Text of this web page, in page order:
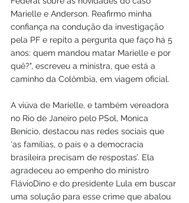
Marielle e Anderson. Reafirmo minha
confiança na condução da investigação
pela PF e repito a pergunta que faço há 5
anos: quem mandou matar Marielle e por
quê?", escreveu a ministra, que está a
caminho da Colômbia, em viagem oficial.
A viúva de Marielle, e também vereadora
no Rio de Janeiro pelo PSol, Monica
Benício, destacou nas redes sociais que
‘as famílias, o país e a democracia
brasileira precisam de respostas’. Ela
agradeceu ao empenho do ministro
FlávioDino e do presidente Lula em buscar
uma solução para esse crime que abalou